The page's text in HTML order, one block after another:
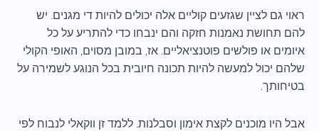
ראוי גם לציין שגזעים קוליים אלה יכולים להיות די מגנים. יש
להם תחושת נאמנות חזקה והם ינבחו כדי להתריע על כל
איומים או פולשים פוטנציאליים. אז, במובן מסוים, האופי הקולי
שלהם יכול למעשה להיות תכונה חיובית בכל הנוגע לשמירה על
בטיחותך.
אבל היו מוכנים לקצת אימון וסבלנות. ללמד זן ווקאלי לנבוח לפי